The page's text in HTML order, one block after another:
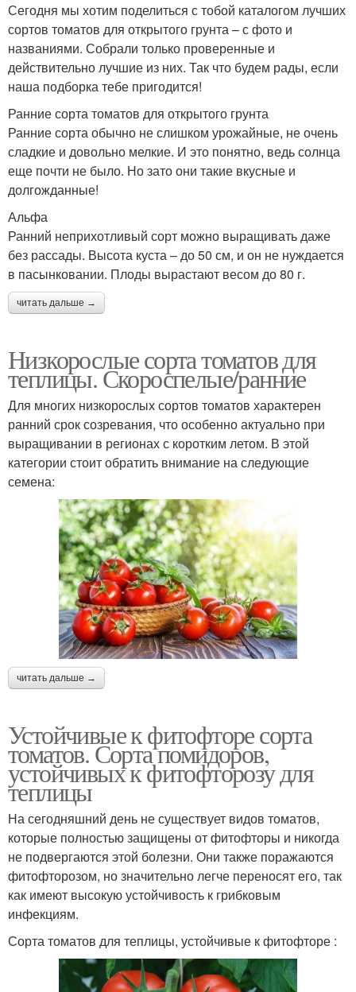
Сегодня мы хотим поделиться с тобой каталогом лучших
сортов томатов для открытого грунта – с фото и
названиями. Собрали только проверенные и
действительно лучшие из них. Так что будем рады, если
наша подборка тебе пригодится!
Ранние сорта томатов для открытого грунта
Ранние сорта обычно не слишком урожайные, не очень
сладкие и довольно мелкие. И это понятно, ведь солнца
еще почти не было. Но зато они такие вкусные и
долгожданные!
Альфа
Ранний неприхотливый сорт можно выращивать даже
без рассады. Высота куста – до 50 см, и он не нуждается
в пасынковании. Плоды вырастают весом до 80 г.
читать дальше →
Низкорослые сорта томатов для
теплицы. Скороспелые/ранние
Для многих низкорослых сортов томатов характерен
ранний срок созревания, что особенно актуально при
выращивании в регионах с коротким летом. В этой
категории стоит обратить внимание на следующие
семена:
читать дальше →
Устойчивые к фитофторе сорта
томатов. Сорта помидоров,
устойчивых к фитофторозу для
теплицы
На сегодняшний день не существует видов томатов,
которые полностью защищены от фитофторы и никогда
не подвергаются этой болезни. Они также поражаются
фитофторозом, но значительно легче переносят его, так
как имеют высокую устойчивость к грибковым
инфекциям.
Сорта томатов для теплицы, устойчивые к фитофторе :